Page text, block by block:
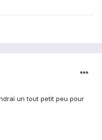
un tout petit peu pour